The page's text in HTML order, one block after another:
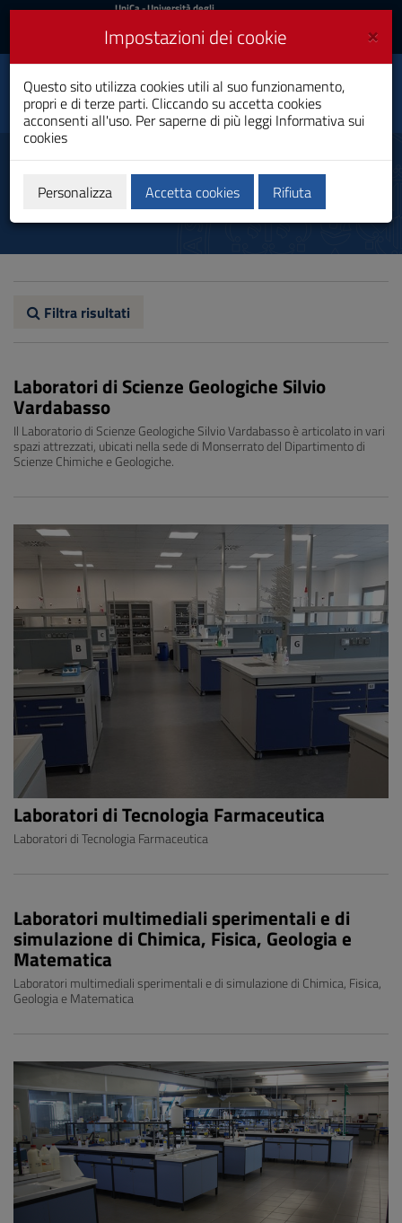
Vai
al
navigazione
sito
Footer
UniCa
Accedi
UniCa- Università degli
Accedi UniCA News
Toggle
navigation
Facoltà di Scienze
Laboratori
Filtra risultati
Laboratori di Scienze Geologiche Silvio
Vardabasso
Il Laboratorio di Scienze Geologiche Silvio Vardabasso è articolato in vari
spazi attrezzati, ubicati nella sede di Monserrato del Dipartimento di
Scienze Chimiche e Geologiche.
Laboratori di Tecnologia Farmaceutica
Laboratori di Tecnologia Farmaceutica
Laboratori multimediali sperimentali e di
simulazione di Chimica, Fisica, Geologia e
Matematica
Laboratori multimediali sperimentali e di simulazione di Chimica, Fisica,
Geologia e Matematica
×
Impostazioni dei cookie
Questo sito utilizza cookies utili al suo funzionamento,
propri e di terze parti. Cliccando su accetta cookies
acconsenti all'uso. Per saperne di più leggi Informativa sui
cookies
Personalizza Accetta cookies Rifiuta